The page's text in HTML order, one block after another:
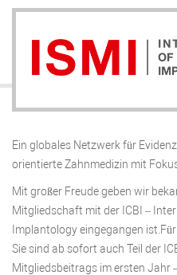
Ein globales Netzwerk für
orientierte Zahnmedizin mit
Mit großer Freude geben wir
Mitgliedschaft mit der ICBI –
Implantology eingegangen
Sie sind ab sofort auch Teil der
Mitgliedsbeitrags im ersten Jahr